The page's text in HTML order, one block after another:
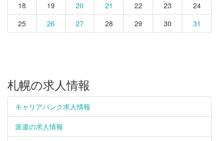
18
19 20 21 22 23
24
25
26 27 28 29 30 31
札幌の求人情報
キャリアバンク求人情報
派遣の求人情報